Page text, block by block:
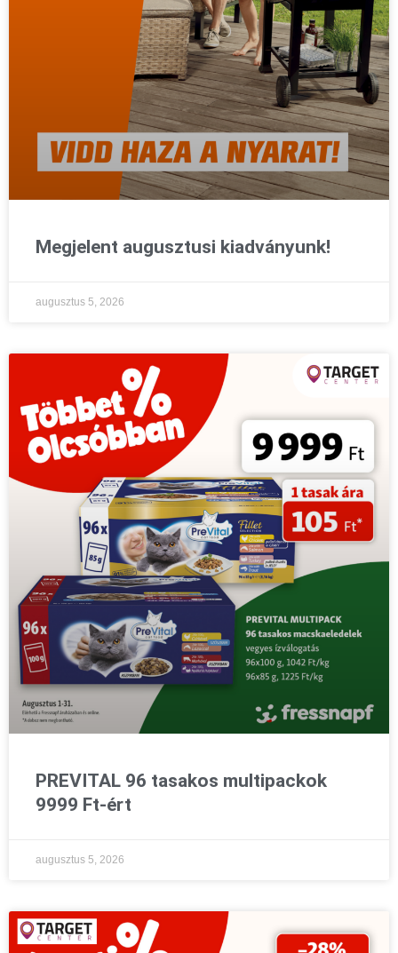
Megjelent augusztusi kiadványunk!
augusztus 5, 2026
PREVITAL 96 tasakos multipackok
9999 Ft-ért
augusztus 5, 2026